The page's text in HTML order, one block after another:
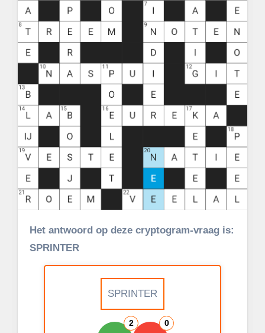
Het antwoord op deze cryptogram-vraag is:
SPRINTER
SPRINTER
2 0